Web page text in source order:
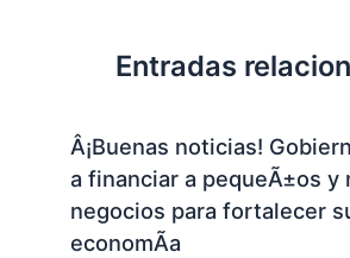
Entradas
Â¡Buenas noticias!
a financiar a pequeÃ±os y
negocios para fortalecer
economÃ­a